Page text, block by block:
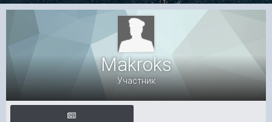
Makroks
Участник